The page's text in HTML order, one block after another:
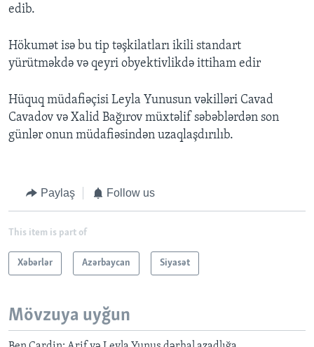
edib.
Hökumət isə bu tip təşkilatları ikili standart
yürütməkdə və qeyri obyektivlikdə ittiham edir
Hüquq müdafiəçisi Leyla Yunusun vəkilləri Cavad
Cavadov və Xalid Bağırov müxtəlif səbəblərdən son
günlər onun müdafiəsindən uzaqlaşdırılıb.
Paylaş Follow us
This item is part of
Xəbərlər Azərbaycan Siyasət
Mövzuya uyğun